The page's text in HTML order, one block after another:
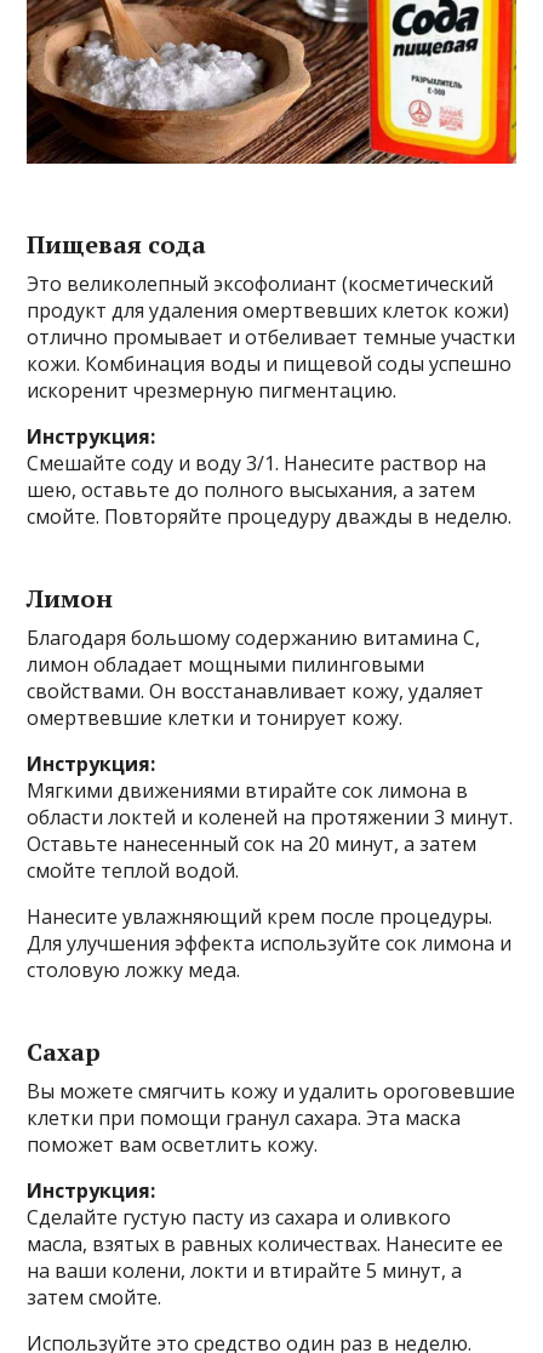
Пищевая сода
Это великолепный эксофолиант (косметический
продукт для удаления омертвевших клеток кожи)
отлично промывает и отбеливает темные участки
кожи. Комбинация воды и пищевой соды успешно
искоренит чрезмерную пигментацию.
Инструкция:
Смешайте соду и воду 3/1. Нанесите раствор на
шею, оставьте до полного высыхания, а затем
смойте. Повторяйте процедуру дважды в неделю.
Лимон
Благодаря большому содержанию витамина С,
лимон обладает мощными пилинговыми
свойствами. Он восстанавливает кожу, удаляет
омертвевшие клетки и тонирует кожу.
Инструкция:
Мягкими движениями втирайте сок лимона в
области локтей и коленей на протяжении 3 минут.
Оставьте нанесенный сок на 20 минут, а затем
смойте теплой водой.
Нанесите увлажняющий крем после процедуры.
Для улучшения эффекта используйте сок лимона и
столовую ложку меда.
Сахар
Вы можете смягчить кожу и удалить ороговевшие
клетки при помощи гранул сахара. Эта маска
поможет вам осветлить кожу.
Инструкция:
Сделайте густую пасту из сахара и оливкого
масла, взятых в равных количествах. Нанесите ее
на ваши колени, локти и втирайте 5 минут, а
затем смойте.
Используйте это средство один раз в неделю.